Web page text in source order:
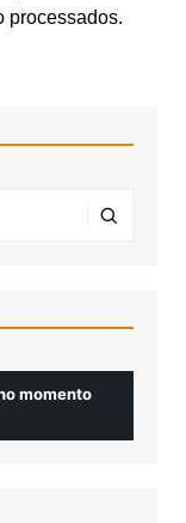
processados.